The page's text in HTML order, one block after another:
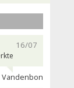
16/07
Vandenbon